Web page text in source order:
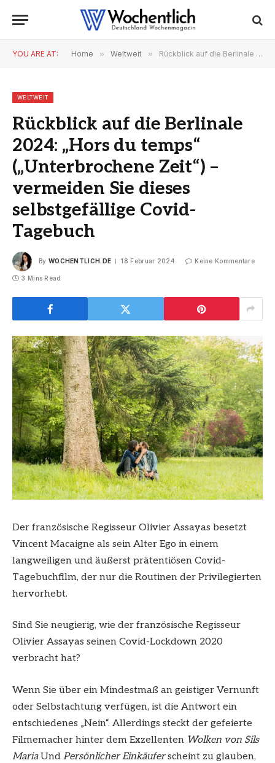
YOU ARE AT: Home » Weltweit » Rückblick auf die Berlinale 2024: „Hors du temps“ („Unterbrochene Zeit“) – vermeiden Sie dieses selbstgefällige Covid-Tagebuch
WELTWEIT
Rückblick auf die Berlinale
2024: „Hors du temps“
(„Unterbrochene Zeit“) –
vermeiden Sie dieses
selbstgefällige Covid-
Tagebuch
By WOCHENTLICH.DE 18 Februar 2024 Keine Kommentare
3 Mins Read
Der französische Regisseur Olivier Assayas besetzt
Vincent Macaigne als sein Alter Ego in einem
langweiligen und äußerst prätentiösen Covid-
Tagebuchfilm, der nur die Routinen der Privilegierten
hervorhebt.
Sind Sie neugierig, wie der französische Regisseur
Olivier Assayas seinen Covid-Lockdown 2020
verbracht hat?
Wenn Sie über ein Mindestmaß an geistiger Vernunft
oder Selbstachtung verfügen, ist die Antwort ein
entschiedenes „Nein“. Allerdings steckt der gefeierte
Filmemacher hinter dem Exzellenten Wolken von Sils
MariaUnd Persönlicher Einkäuferscheint zu glauben,